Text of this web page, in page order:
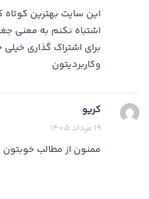
اشتباه نکنم به معنی
برای اشتراک گذاری
وکاربردیتون
کریو
19 مرداد 1405
ممنون از مطالب خوبتون